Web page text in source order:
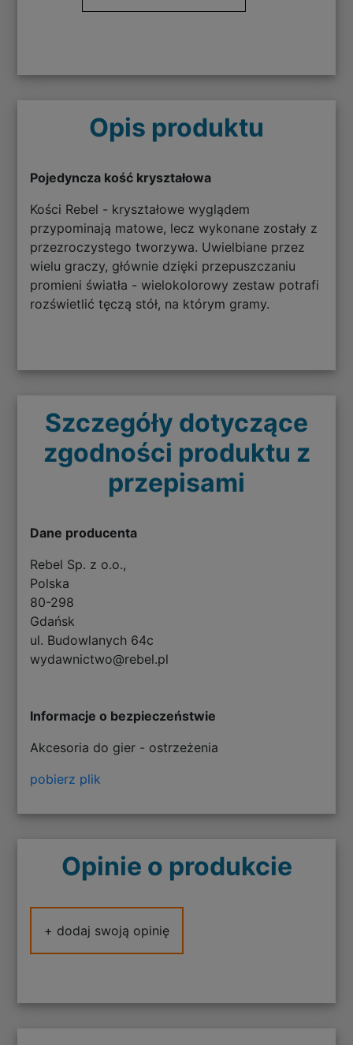
Opis produktu
Pojedyncza kość kryształowa
Kości Rebel - kryształowe wyglądem
przypominają matowe, lecz wykonane zostały z
przezroczystego tworzywa. Uwielbiane przez
wielu graczy, głównie dzięki przepuszczaniu
promieni światła - wielokolorowy zestaw potrafi
rozświetlić tęczą stół, na którym gramy.
Szczegóły dotyczące
zgodności produktu z
przepisami
Dane producenta
Rebel Sp. z o.o.,
Polska
80-298
Gdańsk
ul. Budowlanych 64c
wydawnictwo@rebel.pl
Informacje o bezpieczeństwie
Akcesoria do gier - ostrzeżenia
pobierz plik
Opinie o produkcie
+ dodaj swoją opinię